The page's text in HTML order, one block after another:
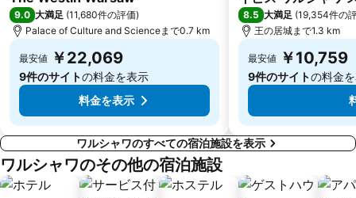
9.0 大満足 (11,680件の評価)
Palace of Culture and Scienceまで0.7 km
最安値 ￥22,069
9件のサイトの料金を表示
料金を表示
8.5 大満足 (19,354件の
王の居城まで1.3 km
最安値 ￥10,759
9件のサイトの料金
ワルシャワのすべての宿泊施設を表示
ワルシャワのその他の宿泊施設